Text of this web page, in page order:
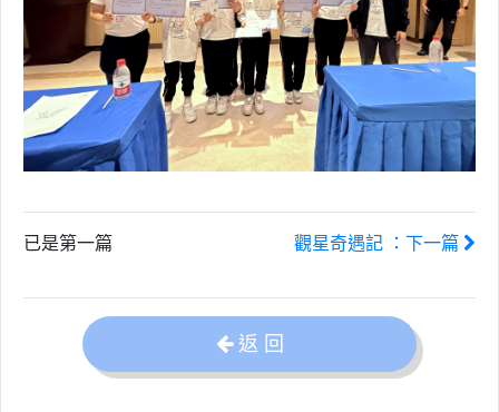
已是第一篇 觀星奇遇記 ：下一篇
返 回